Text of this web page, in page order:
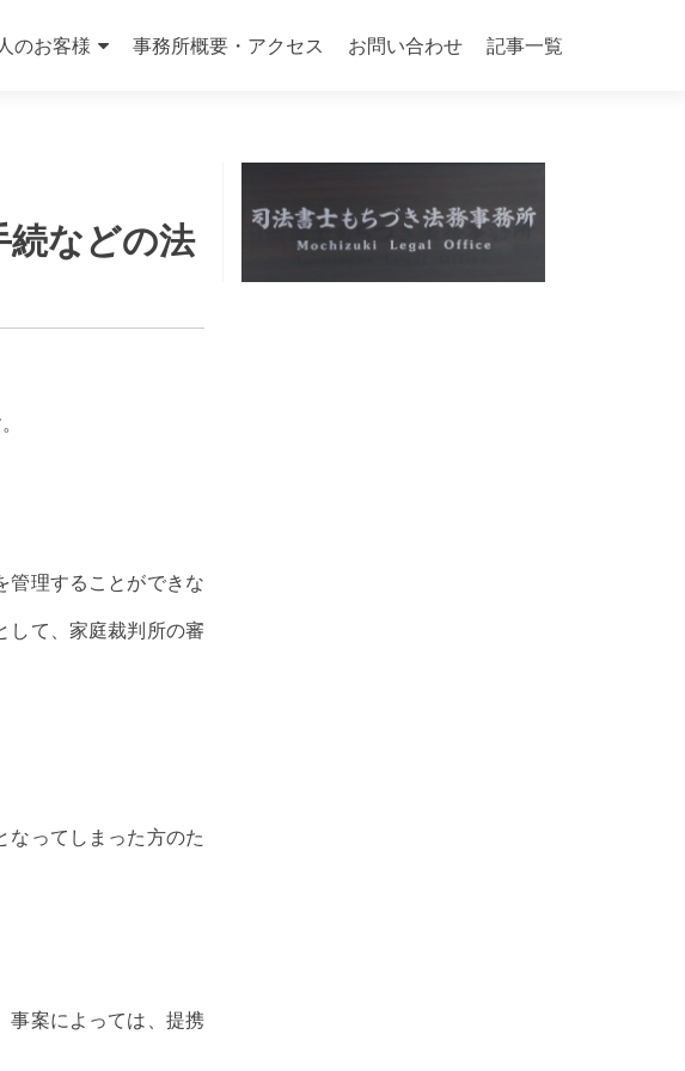
のお客様 事務所概要・アクセス お問い合わせ 記事一覧
続などの法
管理することができな
して、家庭裁判所の審
なってしまった方のた
事案によっては、提携